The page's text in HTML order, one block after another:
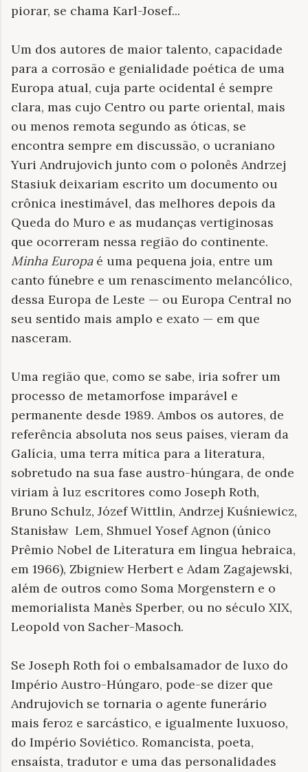
piorar, se chama Karl-Josef...
Um dos autores de maior talento, capacidade
para a corrosão e genialidade poética de uma
Europa atual, cuja parte ocidental é sempre
clara, mas cujo Centro ou parte oriental, mais
ou menos remota segundo as óticas, se
encontra sempre em discussão, o ucraniano
Yuri Andrujovich junto com o polonês Andrzej
Stasiuk deixariam escrito um documento ou
crônica inestimável, das melhores depois da
Queda do Muro e as mudanças vertiginosas
que ocorreram nessa região do continente.
Minha Europaé uma pequena joia, entre um
canto fúnebre e um renascimento melancólico,
dessa Europa de Leste — ou Europa Central no
seu sentido mais amplo e exato — em que
nasceram.
Uma região que, como se sabe, iria sofrer um
processo de metamorfose imparável e
permanente desde 1989. Ambos os autores, de
referência absoluta nos seus países, vieram da
Galícia, uma terra mítica para a literatura,
sobretudo na sua fase austro-húngara, de onde
viriam à luz escritores como Joseph Roth,
Bruno Schulz, Józef Wittlin, Andrzej Kuśniewicz,
Stanisław Lem, Shmuel Yosef Agnon (único
Prêmio Nobel de Literatura em língua hebraica,
em 1966), Zbigniew Herbert e Adam Zagajewski,
além de outros como Soma Morgenstern e o
memorialista Manès Sperber, ou no século XIX,
Leopold von Sacher-Masoch.
Se Joseph Roth foi o embalsamador de luxo do
Império Austro-Húngaro, pode-se dizer que
Andrujovich se tornaria o agente funerário
mais feroz e sarcástico, e igualmente luxuoso,
do Império Soviético. Romancista, poeta,
ensaísta, tradutor e uma das personalidades